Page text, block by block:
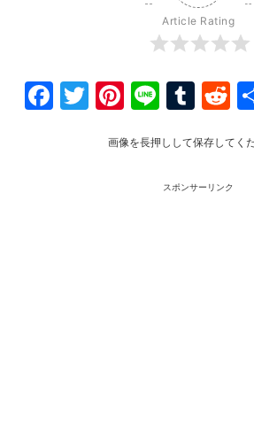
Article Rating
Facebook
Twitter
Pinterest
Line
画像を長押しして保存してくだ
スポンサーリンク